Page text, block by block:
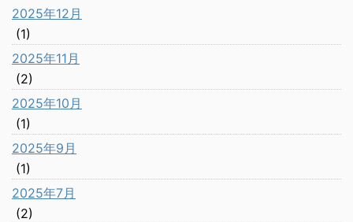
2025年12月
(1)
2025年11月
(2)
2025年10月
(1)
2025年9月
(1)
2025年7月
(2)